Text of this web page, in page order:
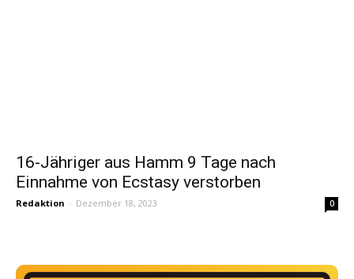
16-Jähriger aus Hamm 9 Tage nach
Einnahme von Ecstasy verstorben
Redaktion - Dezember 18, 2023 0